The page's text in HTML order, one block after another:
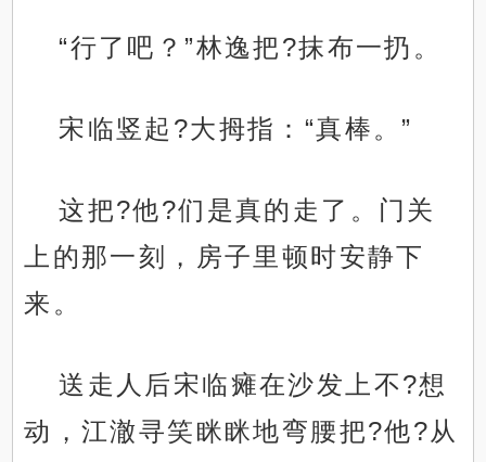
“行了吧？”林逸把?抹布一扔。
宋临竖起?大拇指：“真棒。”
这把?他?们是真的走了。门关
上的那一刻，房子里顿时安静下
来。
送走人后宋临瘫在沙发上不?想
动，江澈寻笑眯眯地弯腰把?他?从